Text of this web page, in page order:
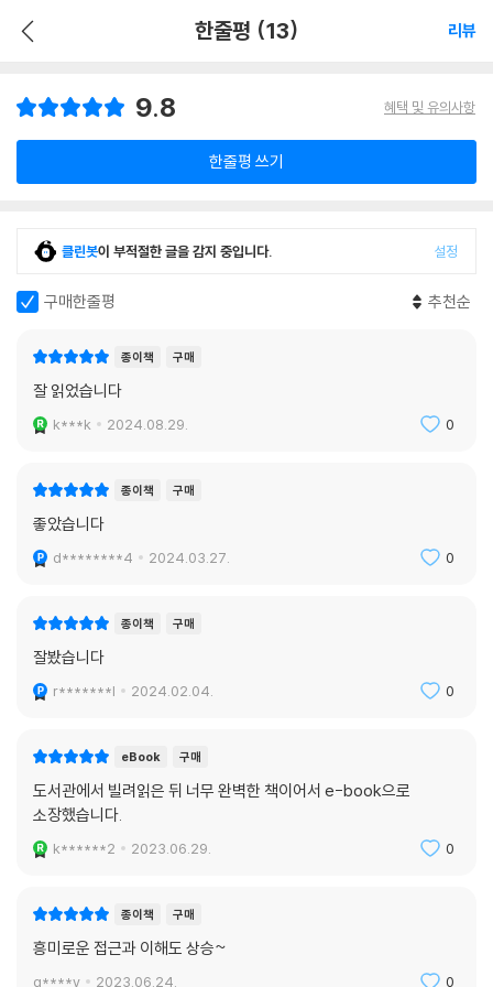
한줄평 (13) 리뷰
9.8 혜택 및 유의사항
한줄평 쓰기
클린봇이 부적절한 글을 감지 중입니다. 설정
구매한줄평 추천순
종이책 구매
잘 읽었습니다
k***k 2024.08.29. 0
종이책 구매
좋았습니다
d********4 2024.03.27. 0
종이책 구매
잘봤습니다
r*******l 2024.02.04. 0
eBook 구매
도서관에서 빌려읽은 뒤 너무 완벽한 책이어서 e-book으로
소장했습니다.
k******2 2023.06.29. 0
종이책 구매
흥미로운 접근과 이해도 상승~
g****y 2023.06.24. 0